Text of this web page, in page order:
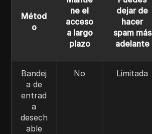
Métod
o
ne el
acceso
a largo
plazo
dejar de
hacer
spam más
adelante
Bandej
a de
entrad
a
desech
able
No Limitada